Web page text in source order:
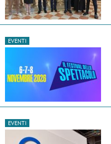
EVENTI
EVENTI